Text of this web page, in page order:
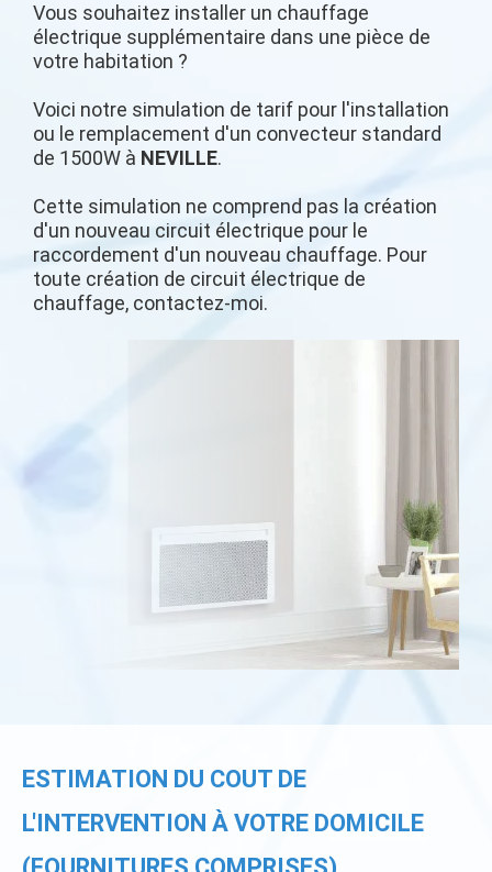
Vous souhaitez installer un chauffage
électrique supplémentaire dans une pièce de
votre habitation ?
Voici notre simulation de tarif pour l'installation
ou le remplacement d'un convecteur standard
de 1500W à NEVILLE.
Cette simulation ne comprend pas la création
d'un nouveau circuit électrique pour le
raccordement d'un nouveau chauffage. Pour
toute création de circuit électrique de
chauffage, contactez-moi.
ESTIMATION DU COUT DE
L'INTERVENTION À VOTRE DOMICILE